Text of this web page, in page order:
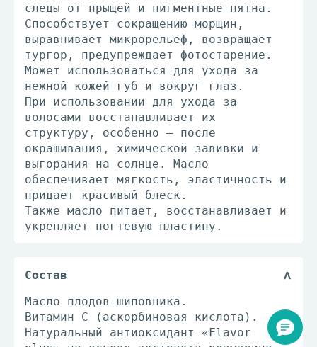
следы от прыщей и пигментные пятна.
Способствует сокращению морщин,
выравнивает микрорельеф, возвращает
тургор, предупреждает фотостарение.
Может использоваться для ухода за
нежной кожей губ и вокруг глаз.
При использовании для ухода за
волосами восстанавливает их
структуру, особенно — после
окрашивания, химической завивки и
выгорания на солнце. Масло
обеспечивает мягкость, эластичность и
придает красивый блеск.
Также масло питает, восстанавливает и
укрепляет ногтевую пластину.
Состав
Масло плодов шиповника.
Витамин С (аскорбиновая кислота).
Натуральный антиоксидант «Flavor